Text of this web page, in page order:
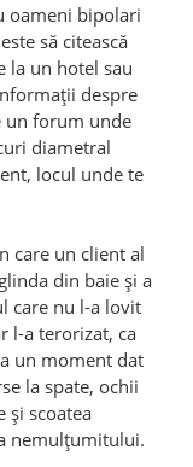
oameni bipolari
să citească
la un hotel sau
despre
un forum unde
diametral
locul unde te
care un client al
din baie și a
care nu l-a lovit
l-a terorizat, ca
un moment dat
la spate, ochii
și scoatea
nemulțumitului.